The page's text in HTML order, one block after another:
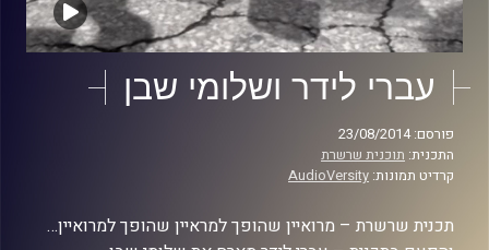
עברי לידר ושלומי שבן
פורסם: 23/08/2014
התכנית: תוכנית שרשרת
קרדיט תמונות: AudioVersity
תכנית שרשרת – מרואיין שהופך למראיין שהופך למרואיין…